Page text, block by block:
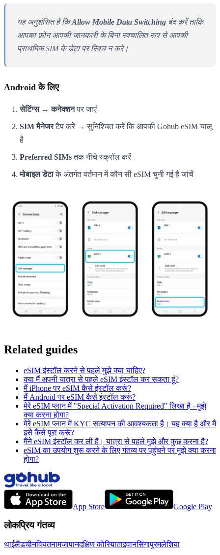
यह अनुशंसित है किAllow Mobile Data Switching बंद करें ताकि
आपका फ़ोन आपकी जानकारी के बिना स्वचालित रूप से आपकी
प्राथमिक SIM के डेटा पर स्विच न करे।
Android के लिए
सेटिंग्स → कनेक्शनपर जाएं
SIM मैनेजरटैप करें → सुनिश्चित करें कि आपकी Gohub eSIM चालू
है
Preferred SIMsतक नीचे स्क्रॉल करें
मोबाइल डेटाके अंतर्गत वर्तमान में कौन सी eSIM चुनी गई है जांचें
Related guides
eSIM इंस्टॉल करने से पहले मुझे क्या चाहिए?
क्या मैं अपनी यात्रा से पहले eSIM इंस्टॉल कर सकता हूं?
मैं iPhone पर eSIM कैसे इंस्टॉल करूं?
मैं Android पर eSIM कैसे इंस्टॉल करूं?
मेरे eSIM प्लान में "Special Activation Required" लिखा है - मुझे
क्या करना होगा?
मेरे eSIM प्लान में KYC सत्यापन की आवश्यकता है। यह क्या है और मैं
इसे कैसे पूरा करूं?
मैंने eSIM इंस्टॉल कर ली है। यात्रा से पहले मुझे और कुछ करना है?
eSIM का उपयोग शुरू करने के लिए गंतव्य पर पहुंचने पर मुझे क्या करना
होगा?
App Store Google Play
लोकप्रिय गंतव्य
थाईलैंडचीनवियतनामजापानदक्षिण कोरियाताइवानसिंगापुरमलेशिया